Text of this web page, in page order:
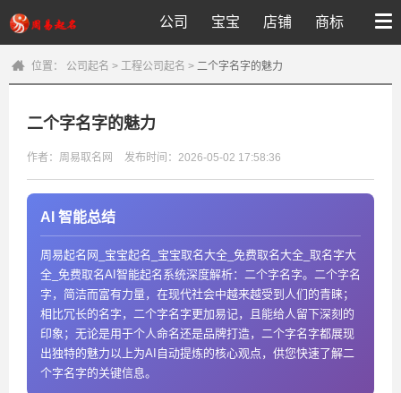
公司 宝宝 店铺 商标
位置： 公司起名 > 工程公司起名 > 二个字名字的魅力
二个字名字的魅力
作者：周易取名网 发布时间：2026-05-02 17:58:36
AI 智能总结
周易起名网_宝宝起名_宝宝取名大全_免费取名大全_取名字大
全_免费取名AI智能起名系统深度解析：二个字名字。二个字名
字，简洁而富有力量，在现代社会中越来越受到人们的青睐；
相比冗长的名字，二个字名字更加易记，且能给人留下深刻的
印象；无论是用于个人命名还是品牌打造，二个字名字都展现
出独特的魅力以上为AI自动提炼的核心观点，供您快速了解二
个字名字的关键信息。